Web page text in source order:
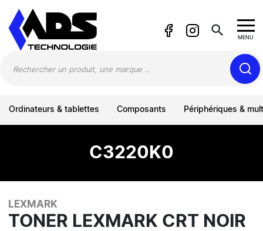
search MENU
Ordinateurs & tablettes Composants Périphériques &
C3220K0
LEXMARK
TONER LEXMARK CRT NOIR